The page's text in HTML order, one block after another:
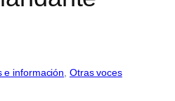
e información Otras voces